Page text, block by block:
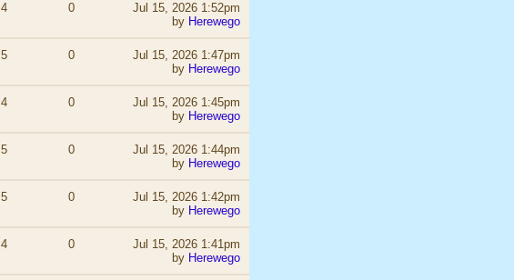
4 0
Jul 15, 2026 1:52pm
by Herewego
5 0
Jul 15, 2026 1:47pm
by Herewego
4 0
Jul 15, 2026 1:45pm
by Herewego
5 0
Jul 15, 2026 1:44pm
by Herewego
5 0
Jul 15, 2026 1:42pm
by Herewego
4 0
Jul 15, 2026 1:41pm
by Herewego